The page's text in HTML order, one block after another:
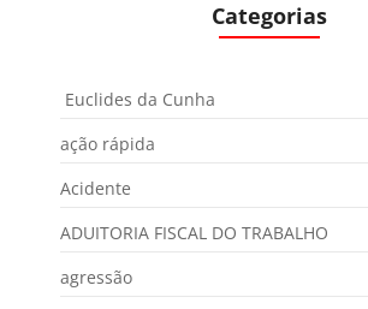
Categorias
Euclides da Cunha
ação rápida
Acidente
ADUITORIA FISCAL DO TRABALHO
agressão